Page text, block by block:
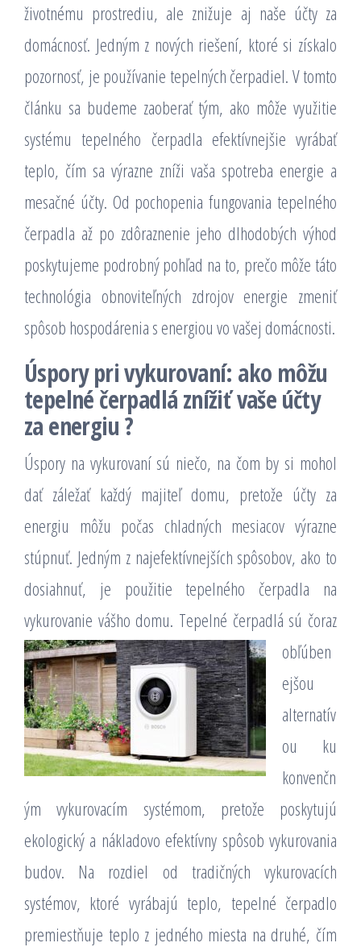
životnému prostrediu, ale znižuje aj naše účty za
domácnosť. Jedným z nových riešení, ktoré si získalo
pozornosť, je používanie tepelných čerpadiel. V tomto
článku sa budeme zaoberať tým, ako môže využitie
systému tepelného čerpadla efektívnejšie vyrábať
teplo, čím sa výrazne zníži vaša spotreba energie a
mesačné účty. Od pochopenia fungovania tepelného
čerpadla až po zdôraznenie jeho dlhodobých výhod
poskytujeme podrobný pohľad na to, prečo môže táto
technológia obnoviteľných zdrojov energie zmeniť
spôsob hospodárenia s energiou vo vašej domácnosti.
Úspory pri vykurovaní: ako môžu
tepelné čerpadlá znížiť vaše účty
za energiu ?
Úspory na vykurovaní sú niečo, na čom by si mohol
dať záležať každý majiteľ domu, pretože účty za
energiu môžu počas chladných mesiacov výrazne
stúpnuť. Jedným z najefektívnejších spôsobov, ako to
dosiahnuť, je použitie tepelného čerpadla na
vykurovanie vášho domu. Tepelné čerpadlá sú čoraz
obľúben
ejšou
alternatív
ou ku
konvenčn
ým vykurovacím systémom, pretože poskytujú
ekologický a nákladovo efektívny spôsob vykurovania
budov. Na rozdiel od tradičných vykurovacích
systémov, ktoré vyrábajú teplo, tepelné čerpadlo
premiestňuje teplo z jedného miesta na druhé, čím